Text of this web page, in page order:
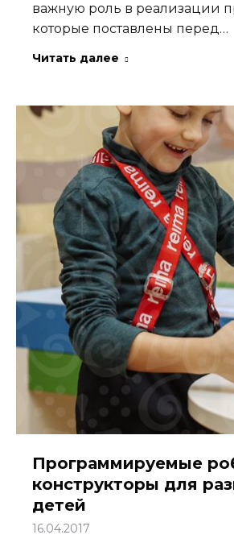
важную роль в реализации
которые поставлены перед…
Читать далее
Программируемые
конструкторы для
детей
16.04.2017